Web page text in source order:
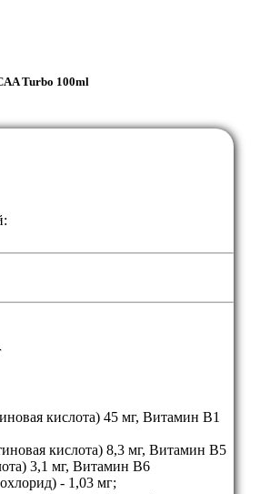
Turbo 100ml
кислота) 45 мг, Витамин В1
кислота) 8,3 мг, Витамин В5
3,1 мг, Витамин В6
- 1,03 мг;